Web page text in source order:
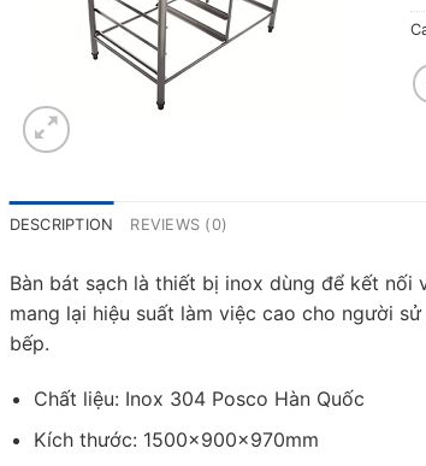
DESCRIPTION REVIEWS (0)
Bàn bát sạch là thiết bị inox dùng để kết
mang lại hiệu suất làm việc cao cho người
bếp.
Chất liệu: Inox 304 Posco Hàn Quốc
Kích thước: 1500x900x970mm